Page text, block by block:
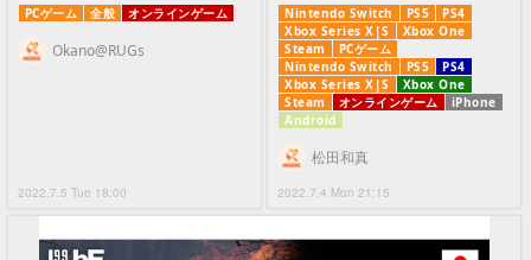
PCゲーム 全般 オンラインゲーム
2022.7.5 Tue 18:00
Okano@RUGs
Nintendo Switch PS5
PS4
Xbox Series X|S
Xbox One
Steam
PCゲーム
Nintendo Switch
PS5
PS4
Xbox Series X|S
Xbox One
Steam
オンラインゲーム
iPhone
Android
2022.7.4 Mon 21:15
松田和真